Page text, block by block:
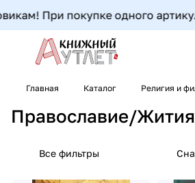
При покупке одного
Главная Каталог Религия и
Православие/
Все фильтры